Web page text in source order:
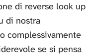
di reverse look up
di nostra
complessivamente
se si pensa